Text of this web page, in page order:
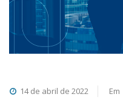
14 de abril de 2022 Em